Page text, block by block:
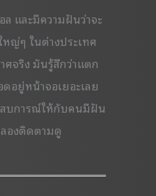
และมีความฝันว่าจะ
ญ่ๆ ในต่างประเทศ
ศจริง มันรู้สึกว่าแตก
อยู่หน้าจอเยอะเลย
บการณ์ให้กับคนมีฝัน
องติดตามดู